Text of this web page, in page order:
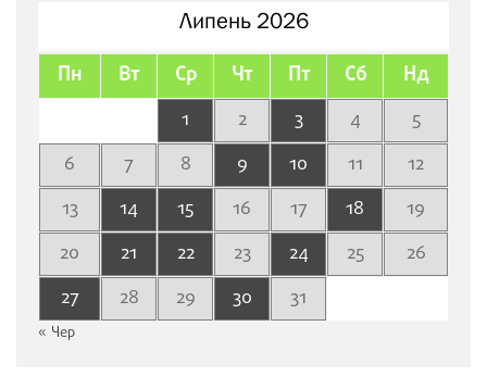
Липень 2026
Пн Вт Ср Чт Пт Сб Нд
1 2 3 4
5
6
7 8 9 10 11
12
13
14 15 16 17 18
19
20
21 22 23 24 25
26
27
28 29 30 31
« Чер